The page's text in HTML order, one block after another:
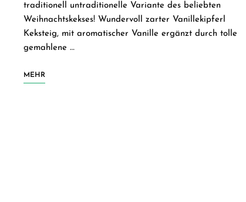
traditionell untraditionelle Variante des beliebten
Weihnachtskekses! Wundervoll zarter Vanillekipferl
Keksteig, mit aromatischer Vanille ergänzt durch tolle
gemahlene …
MEHR